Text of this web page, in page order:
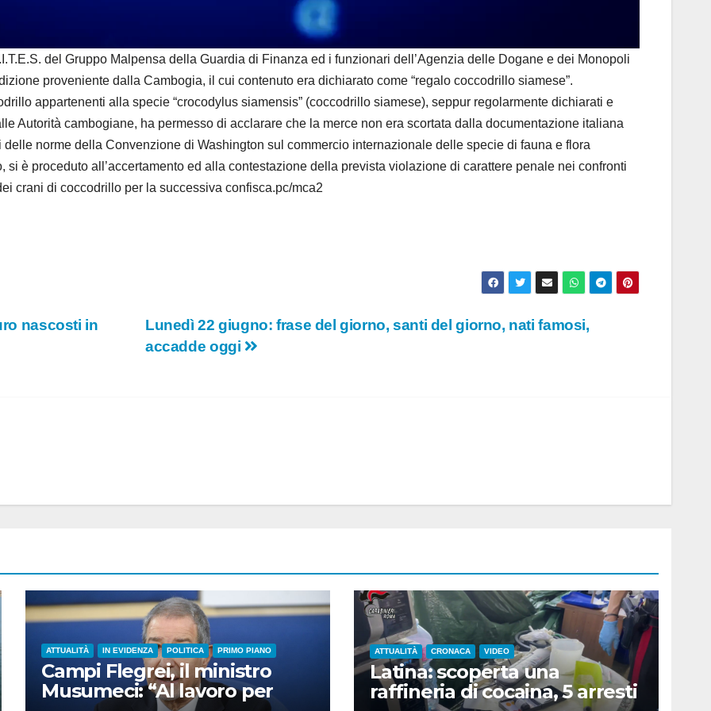
e
o
del Gruppo Malpensa della Guardia di Finanza ed i funzionari dell’Agenzia delle Dogane e dei Monopoli
proveniente dalla Cambogia, il cui contenuto era dichiarato come “regalo coccodrillo siamese”.
appartenenti alla specie “crocodylus siamensis” (coccodrillo siamese), seppur regolarmente dichiarati e
Autorità cambogiane, ha permesso di acclarare che la merce non era scortata dalla documentazione italiana
norme della Convenzione di Washington sul commercio internazionale delle specie di fauna e flora
è proceduto all’accertamento ed alla contestazione della prevista violazione di carattere penale nei confronti
crani di coccodrillo per la successiva confisca.pc/mca2
Lunedì 22 giugno: frase del giorno, santi del giorno, nati famosi,
accadde oggi
nascosti in
ATTUALITÀ IN EVIDENZA POLITICA PRIMO PIANO
Campi Flegrei, il ministro
Musumeci: “Al lavoro per
ATTUALITÀ CRONACA VIDEO
Latina: scoperta una
raffineria di cocaina, 5 arresti